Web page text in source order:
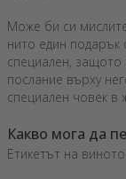
Може би си
нито един подарък
специален,
послание върху
специален човек в
Какво мога да
Етикетът на